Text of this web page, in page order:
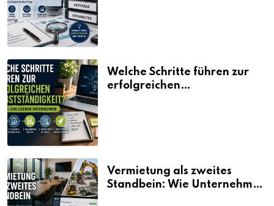
Welche Schritte führen zur
erfolgreichen
Vermietung als zweites
Standbein: Wie Unternehmen